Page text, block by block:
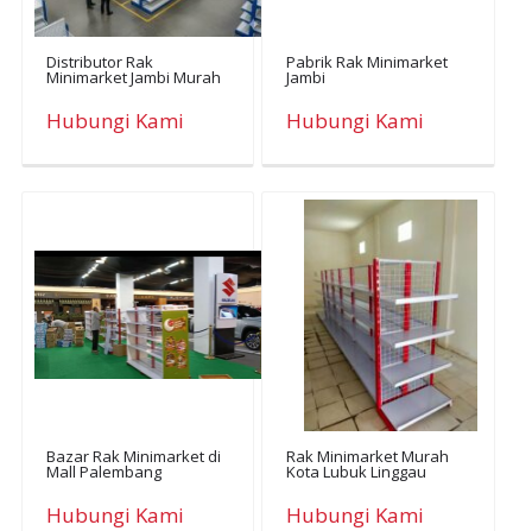
Distributor Rak
Minimarket Jambi Murah
Hubungi Kami
Pabrik Rak Minimarket
Jambi
Hubungi Kami
Bazar Rak Minimarket di
Mall Palembang
Hubungi Kami
Rak Minimarket Murah
Kota Lubuk Linggau
Hubungi Kami